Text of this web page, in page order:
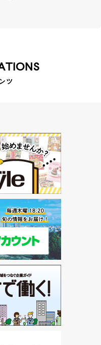
ツ